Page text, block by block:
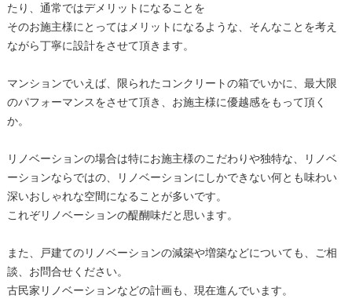
たり、通常ではデメリットになることを
そのお施主様にとってはメリットになるような、そんなことを考え
ながら丁寧に設計をさせて頂きます。
マンションでいえば、限られたコンクリートの箱でいかに、最大限
のパフォーマンスをさせて頂き、お施主様に優越感をもって頂く
か。
リノベーションの場合は特にお施主様のこだわりや独特な、リノベ
ーションならではの、リノベーションにしかできない何とも味わい
深いおしゃれな空間になることが多いです。
これぞリノベーションの醍醐味だと思います。
また、戸建てのリノベーションの減築や増築などについても、ご相
談、お問合せください。
古民家リノベーションなどの計画も、現在進んでいます。